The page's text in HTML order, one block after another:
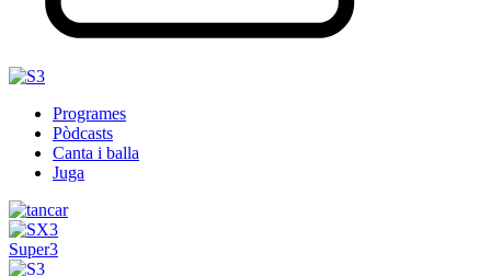
Programes
Pòdcasts
Canta i balla
Juga
Super3